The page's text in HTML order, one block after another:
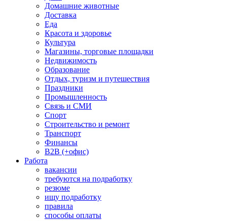
Домашние животные
Доставка
Еда
Красота и здоровье
Культура
Магазины, торговые площадки
Недвижимость
Образование
Отдых, туризм и путешествия
Праздники
Промышленность
Связь и СМИ
Спорт
Строительство и ремонт
Транспорт
Финансы
B2B (+офис)
Работа
вакансии
требуются на подработку
резюме
ищу подработку
правила
способы оплаты